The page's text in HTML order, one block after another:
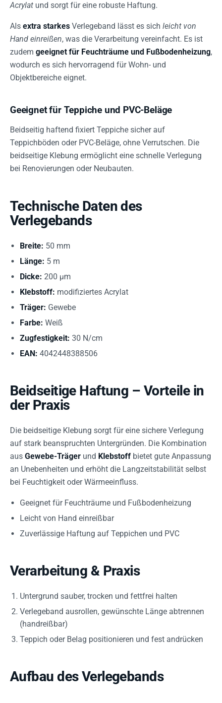
Acrylat und sorgt für eine robuste Haftung.
Als extra starkes Verlegeband lässt es sich leicht von
Hand einreißen, was die Verarbeitung vereinfacht. Es ist
zudem geeignet für Feuchträume und Fußbodenheizung,
wodurch es sich hervorragend für Wohn- und
Objektbereiche eignet.
Geeignet für Teppiche und PVC-Beläge
Beidseitig haftend fixiert Teppiche sicher auf
Teppichböden oder PVC-Beläge, ohne Verrutschen. Die
beidseitige Klebung ermöglicht eine schnelle Verlegung
bei Renovierungen oder Neubauten.
Technische Daten des
Verlegebands
Breite: 50 mm
Länge: 5 m
Dicke: 200 µm
Klebstoff: modifiziertes Acrylat
Träger: Gewebe
Farbe: Weiß
Zugfestigkeit: 30 N/cm
EAN: 4042448388506
Beidseitige Haftung – Vorteile in
der Praxis
Die beidseitige Klebung sorgt für eine sichere Verlegung
auf stark beanspruchten Untergründen. Die Kombination
aus Gewebe-Träger und Klebstoff bietet gute Anpassung
an Unebenheiten und erhöht die Langzeitstabilität selbst
bei Feuchtigkeit oder Wärmeeinfluss.
Geeignet für Feuchträume und Fußbodenheizung
Leicht von Hand einreißbar
Zuverlässige Haftung auf Teppichen und PVC
Verarbeitung & Praxis
Untergrund sauber, trocken und fettfrei halten
Verlegeband ausrollen, gewünschte Länge abtrennen
(handreißbar)
Teppich oder Belag positionieren und fest andrücken
Aufbau des Verlegebands